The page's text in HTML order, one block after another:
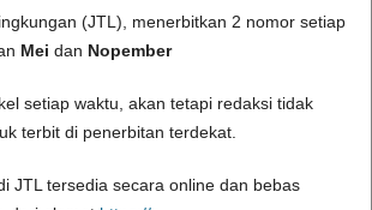
(JTL), menerbitkan 2 nomor setiap
Mei dan Nopember
setiap waktu, akan tetapi redaksi tidak
terbit di penerbitan terdekat.
JTL tersedia secara online dan bebas